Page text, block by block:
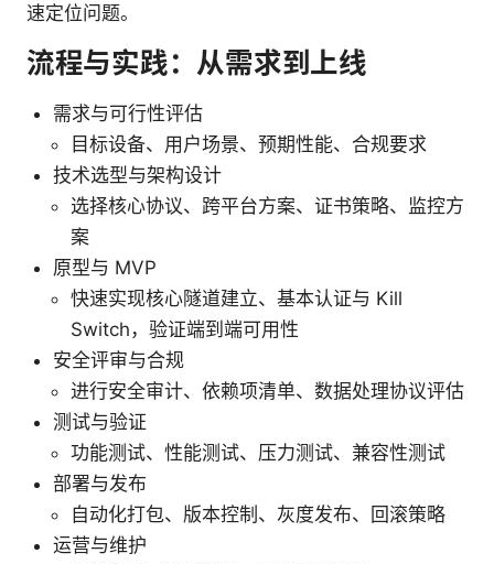
速定位问题。
流程与实践：从需求到上线
需求与可行性评估
目标设备、用户场景、预期性能、合规要求
技术选型与架构设计
选择核心协议、跨平台方案、证书策略、监控方
案
原型与 MVP
快速实现核心隧道建立、基本认证与 Kill
Switch，验证端到端可用性
安全评审与合规
进行安全审计、依赖项清单、数据处理协议评估
测试与验证
功能测试、性能测试、压力测试、兼容性测试
部署与发布
自动化打包、版本控制、灰度发布、回滚策略
运营与维护